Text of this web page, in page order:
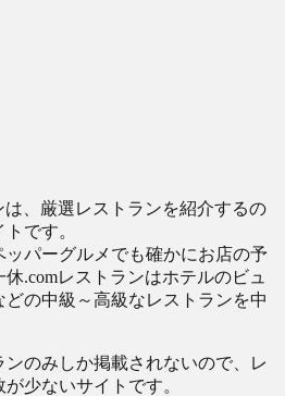
は、厳選レストランを紹介するの
です。
ッパーグルメでも確かにお店の予
.comレストランはホテルのビュ
どの中級～高級なレストランを中
のみしか掲載されないので、レ
少ないサイトです。